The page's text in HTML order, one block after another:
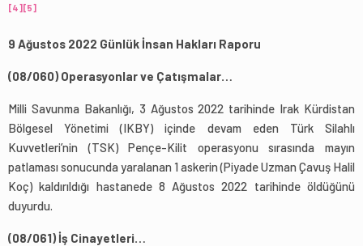
[4][5]
9 Ağustos 2022 Günlük İnsan Hakları Raporu
(08/060) Operasyonlar ve Çatışmalar…
Milli Savunma Bakanlığı, 3 Ağustos 2022 tarihinde Irak Kürdistan
Bölgesel Yönetimi (IKBY) içinde devam eden Türk Silahlı
Kuvvetleri’nin (TSK) Pençe-Kilit operasyonu sırasında mayın
patlaması sonucunda yaralanan 1 askerin (Piyade Uzman Çavuş Halil
Koç) kaldırıldığı hastanede 8 Ağustos 2022 tarihinde öldüğünü
duyurdu.
(08/061) İş Cinayetleri…